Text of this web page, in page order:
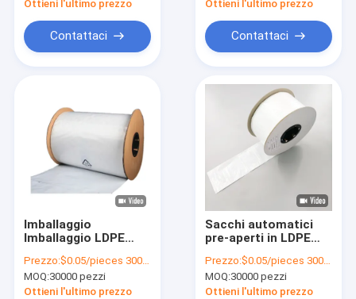
Ottieni l'ultimo prezzo
Contattaci
della spazzatura
Ottieni l'ultimo prezzo
Contattaci
Imballaggio
Imballaggio LDPE
aperto Auto Bag On
Roll
Prezzo:$0.05/pieces 30000-299999 pieces
MOQ:30000 pezzi
Ottieni l'ultimo prezzo
Sacchi automatici
pre-aperti in LDPE
rotolo per
imballaggio
industriale
Prezzo:$0.05/pieces 30000-299999 pieces
MOQ:30000 pezzi
Ottieni l'ultimo prezzo